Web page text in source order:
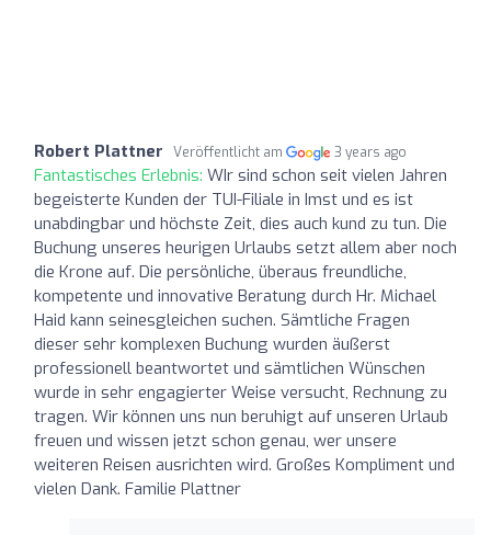
Robert Plattner Veröffentlicht am 3 years ago
Fantastisches Erlebnis: WIr sind schon seit vielen Jahren
begeisterte Kunden der TUI-Filiale in Imst und es ist
unabdingbar und höchste Zeit, dies auch kund zu tun. Die
Buchung unseres heurigen Urlaubs setzt allem aber noch
die Krone auf. Die persönliche, überaus freundliche,
kompetente und innovative Beratung durch Hr. Michael
Haid kann seinesgleichen suchen. Sämtliche Fragen
dieser sehr komplexen Buchung wurden äußerst
professionell beantwortet und sämtlichen Wünschen
wurde in sehr engagierter Weise versucht, Rechnung zu
tragen. Wir können uns nun beruhigt auf unseren Urlaub
freuen und wissen jetzt schon genau, wer unsere
weiteren Reisen ausrichten wird. Großes Kompliment und
vielen Dank. Familie Plattner